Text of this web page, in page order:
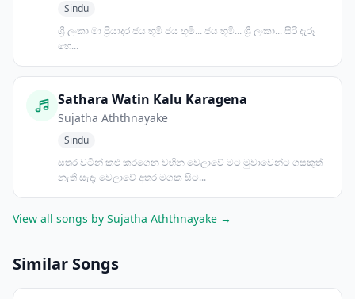
Sindu
ශ්‍රී ලංකා මා ප්‍රියාදර ජය භූමි ජය භූමි... ජය භූමි... ශ්‍රී ලංකා... සිරි දැරූ
හෙ...
Sathara Watin Kalu Karagena
Sujatha Aththnayake
Sindu
සතර වටින් කළු කරගෙන වහින වෙලාවේ මට මුවාවෙන්ට ගසකුත්
නැති සැඳෑ වෙලාවේ අතර මගක සිට...
View all songs by Sujatha Aththnayake →
Similar Songs